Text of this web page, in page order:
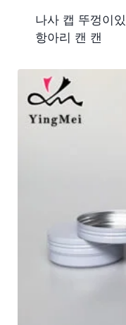
나사 캡 뚜껑이
항아리 캔 캔